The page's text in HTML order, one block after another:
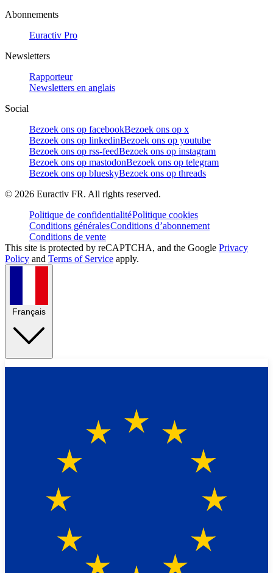
Abonnements
Euractiv Pro
Newsletters
Rapporteur
Newsletters en anglais
Social
Bezoek ons op facebookBezoek ons op x
Bezoek ons op linkedinBezoek ons op youtube
Bezoek ons op rss-feedBezoek ons op instagram
Bezoek ons op mastodonBezoek ons op telegram
Bezoek ons op blueskyBezoek ons op threads
© 2026 Euractiv FR. All rights reserved.
Politique de confidentialitéPolitique cookies
Conditions généralesConditions d’abonnement
Conditions de vente
This site is protected by reCAPTCHA, and the Google Privacy
Policy and Terms of Service apply.
Français